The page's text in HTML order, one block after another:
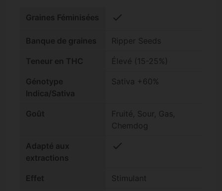
Graines Féminisées check
Banque de graines Ripper Seeds
Teneur en THC Élevé (15-25%)
Génotype
Indica/Sativa
Sativa +60%
Goût
Fruité, Sour, Gas,
Chemdog
Adapté aux
extractions
check
Effet Stimulant